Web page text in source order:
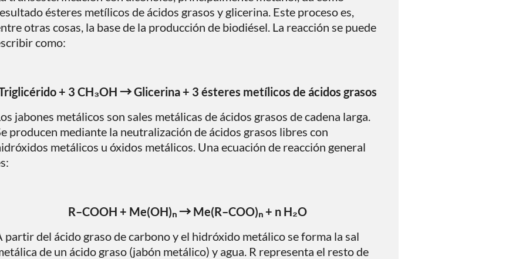
ésteres metílicos de ácidos grasos y glicerina. Este proceso es,
otras cosas, la base de la producción de biodiésel. La reacción se puede
como:
+ 3 CH₃OH → Glicerina + 3 ésteres metílicos de ácidos grasos
jabones metálicos son sales metálicas de ácidos grasos de cadena larga.
producen mediante la neutralización de ácidos grasos libres con
metálicos u óxidos metálicos. Una ecuación de reacción general
R–COOH + Me(OH)ₙ → Me(R–COO)ₙ + n H₂O
partir del ácido graso de carbono y el hidróxido metálico se forma la sal
de un ácido graso (jabón metálico) y agua. R representa el resto de